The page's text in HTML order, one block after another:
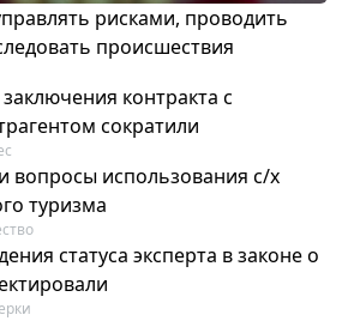
рисками, проводить
происшествия
контракта с
сократили
вопросы использования с/х
туризма
статуса эксперта в законе о